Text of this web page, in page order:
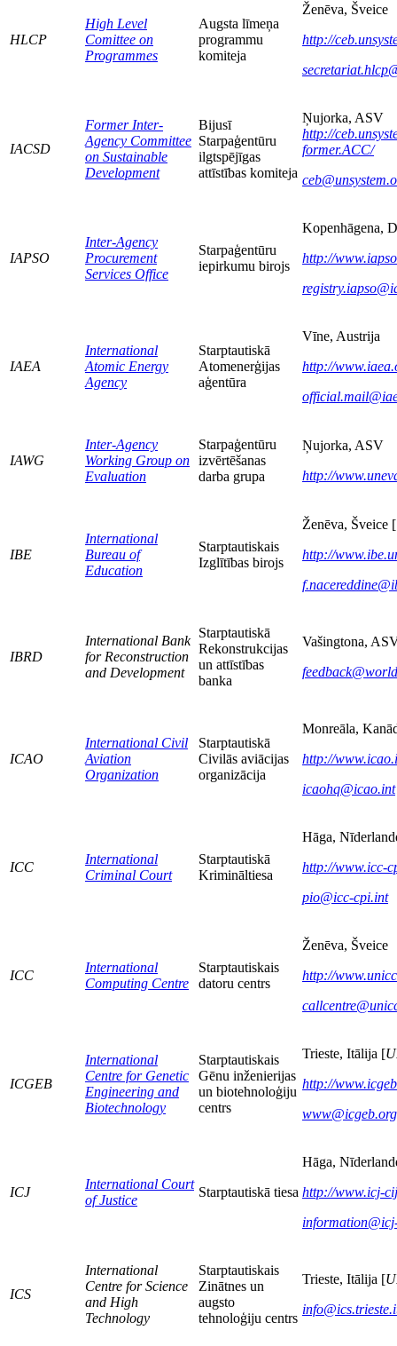
HLCP
High Level
Comittee on
Programmes
Augsta līmeņa
programmu
komiteja
Ženēva, Šveice
http://
IACSD
Former Inter-
Agency Committee
on Sustainable
Development
Bijusī
Starpaģentūru
ilgtspējīgas
attīstības komiteja
Ņujorka, ASV
http://
former.ACC/
IAPSO
Inter-Agency
Procurement
Services Office
Starpaģentūru
iepirkumu birojs
Kopenhāgena,
http://
IAEA
International
Atomic Energy
Agency
Starptautiskā
Atomenerģijas
aģentūra
Vīne, Austrija
http://
IAWG
Inter-Agency
Working Group on
Evaluation
Starpaģentūru
izvērtēšanas
darba grupa
Ņujorka, ASV
http://
IBE
International
Bureau of
Education
Starptautiskais
Izglītības birojs
Ženēva, Šveice [
http://
IBRD
International Bank
for Reconstruction
and Development
Starptautiskā
Rekonstrukcijas
un attīstības
banka
Vašingtona,
ICAO
International Civil
Aviation
Organization
Starptautiskā
Civilās aviācijas
organizācija
Monreāla,
http://
icaohq@icao.int
ICC
International
Criminal Court
Starptautiskā
Krimināltiesa
Hāga,
http://www.icc-
pio@icc-cpi.int
ICC
International
Computing Centre
Starptautiskais
datoru centrs
Ženēva, Šveice
http://
ICGEB
International
Centre for Genetic
Engineering and
Biotechnology
Starptautiskais
Gēnu inženierijas
un biotehnoloģiju
centrs
Trieste, Itālija [
http://
www@icgeb.org
ICJ
International Court
of Justice
Starptautiskā tiesa
Hāga,
http://www.icj-
ICS
International
Centre for Science
and High
Technology
Starptautiskais
Zinātnes un
augsto
tehnoloģiju centrs
Trieste, Itālija [